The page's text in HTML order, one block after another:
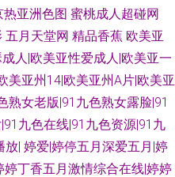
深夜浮力视频 熟女视频91 国产人
航 深夜福利站 日韩欧美大B 蜜桃精
福利 天美mv天美 白丝美女被胸91
热亚洲色图 蜜桃成人超碰网
五月天堂网 精品香蕉 欧美亚
人|欧美亚性爱成人|欧美亚一
美亚州14|欧美亚州A片|欧美亚
熟女老版|91九色熟女露脸|91
九色在线|91九色资源|91九
放| 婷爱|婷停五月深爱五月|婷
丁香五月激情综合在线|婷婷